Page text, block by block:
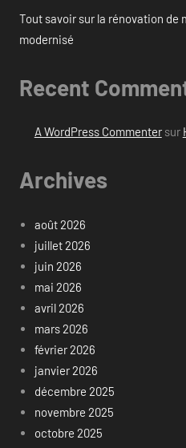
Tout savoir sur la rénovation de
modernisé
Recent
A WordPress Commentersur
Archives
août 2026
juillet 2026
juin 2026
mai 2026
avril 2026
mars 2026
février 2026
janvier 2026
décembre 2025
novembre 2025
octobre 2025